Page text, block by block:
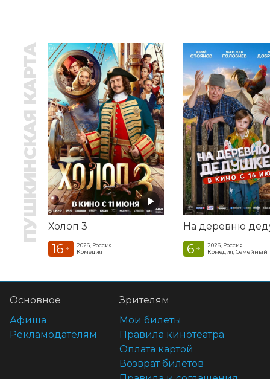
ПУШКИНСКАЯ КАРТА Холоп 3
16 +
2026, Россия
Комедия
6 +
2026, Россия
Комедия, Семейный
Основное
Афиша
Рекламодателям
Зрителям
Мои билеты
Правила кинотеатра
Оплата картой
Возврат билетов